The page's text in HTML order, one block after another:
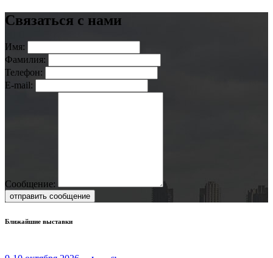
Связаться с нами
Имя:
Фамилия:
Телефон:
E-mail:
Сообщение:
отправить сообщение
Ближайшие выставки